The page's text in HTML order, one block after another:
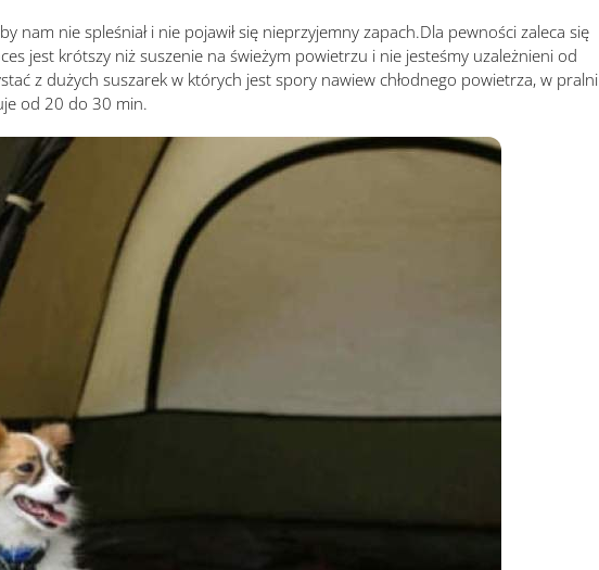
nam nie spleśniał i nie pojawił się nieprzyjemny zapach.Dla pewności zaleca się
jest krótszy niż suszenie na świeżym powietrzu i nie jesteśmy uzależnieni od
z dużych suszarek w których jest spory nawiew chłodnego powietrza, w pralni
od 20 do 30 min.